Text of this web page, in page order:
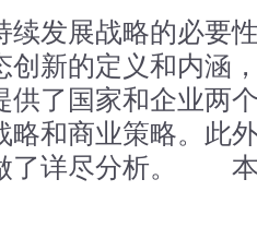
发展战略的必要
创新的定义和内涵
供了国家和企业两
略和商业策略。此
了详尽分析。 本